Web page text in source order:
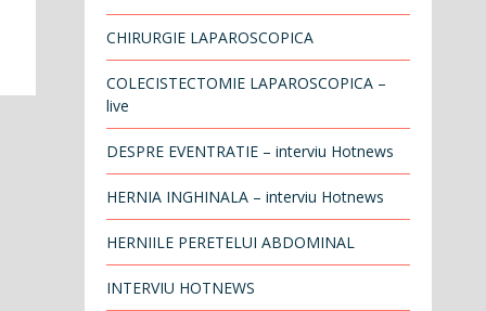
CHIRURGIE LAPAROSCOPICA
COLECISTECTOMIE LAPAROSCOPICA –
live
DESPRE EVENTRATIE – interviu Hotnews
HERNIA INGHINALA – interviu Hotnews
HERNIILE PERETELUI ABDOMINAL
INTERVIU HOTNEWS